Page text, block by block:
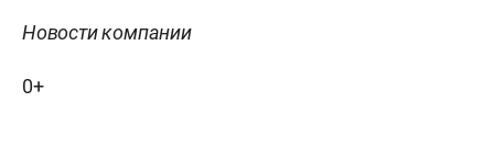
Новости компании
0+